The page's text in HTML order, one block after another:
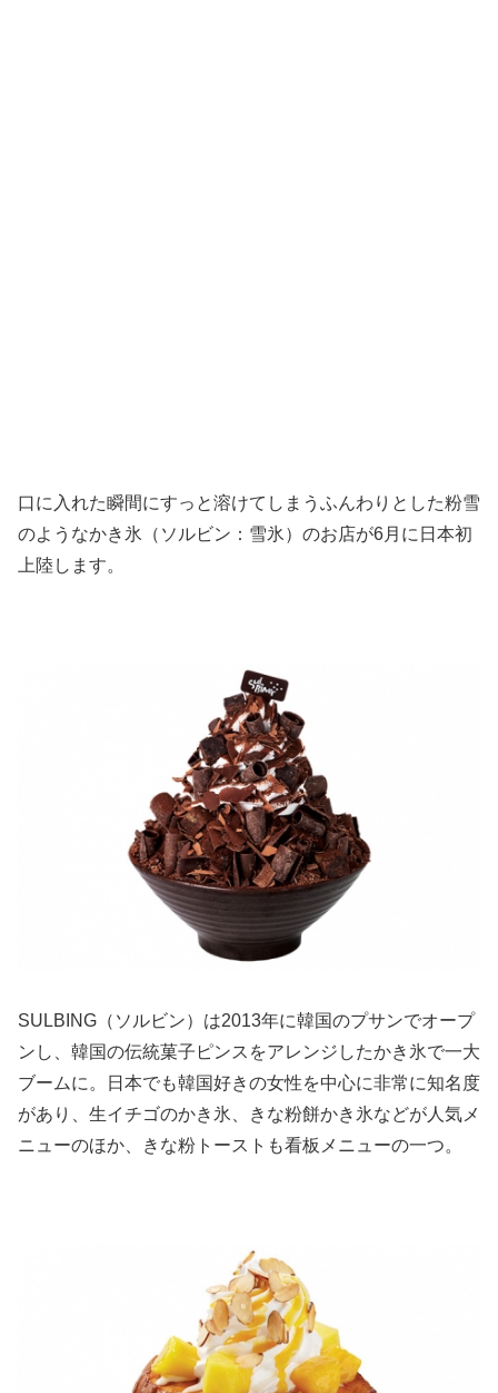
口に入れた瞬間にすっと溶けてしまうふんわりとした粉雪
のようなかき氷（ソルビン：雪氷）のお店が6月に日本初
上陸します。
SULBING（ソルビン）は2013年に韓国のプサンでオープ
ンし、韓国の伝統菓子ピンスをアレンジしたかき氷で一大
ブームに。日本でも韓国好きの女性を中心に非常に知名度
があり、生イチゴのかき氷、きな粉餅かき氷などが人気メ
ニューのほか、きな粉トーストも看板メニューの一つ。